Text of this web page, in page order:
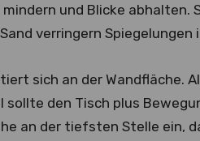
und Blicke abhalten.
verringern Spiegelungen
sich an der Wandfläche.
den Tisch plus
an der tiefsten Stelle ein,